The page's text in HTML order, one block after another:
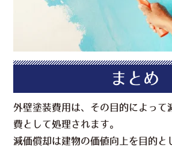
まとめ
外壁塗装費用は、その目的によって
費として処理されます。
減価償却は建物の価値向上を目的と